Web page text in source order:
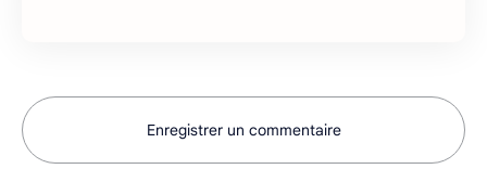
Enregistrer un commentaire